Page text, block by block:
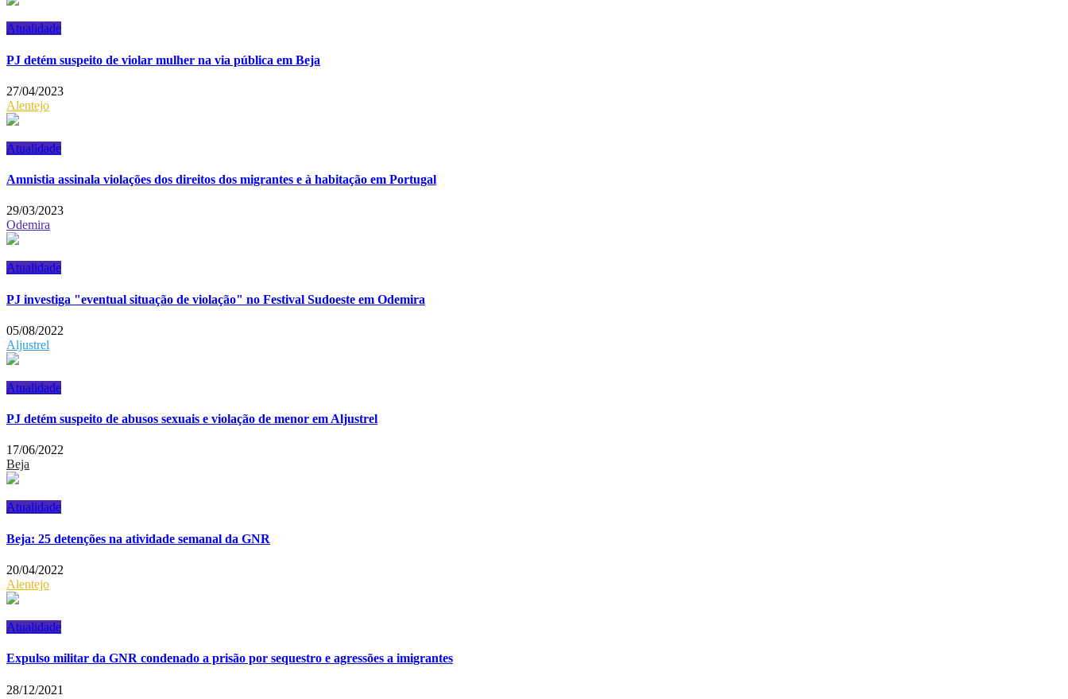
Atualidade
PJ detém suspeito de violar mulher na via pública em Beja
27/04/2023
Alentejo
Atualidade
Amnistia assinala violações dos direitos dos migrantes e à habitação em Portugal
29/03/2023
Odemira
Atualidade
PJ investiga "eventual situação de violação" no Festival Sudoeste em Odemira
05/08/2022
Aljustrel
Atualidade
PJ detém suspeito de abusos sexuais e violação de menor em Aljustrel
17/06/2022
Beja
Atualidade
Beja: 25 detenções na atividade semanal da GNR
20/04/2022
Alentejo
Atualidade
Expulso militar da GNR condenado a prisão por sequestro e agressões a imigrantes
28/12/2021